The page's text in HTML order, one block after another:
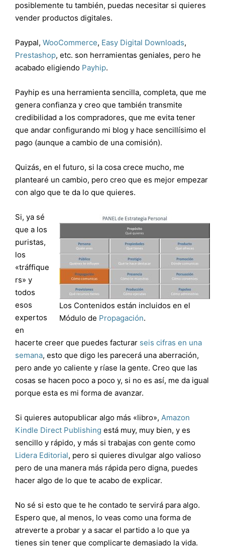
posiblemente tu también, puedas necesitar si quieres
vender productos digitales.
Paypal, WooCommerce, Easy Digital Downloads,
Prestashop, etc. son herramientas geniales, pero he
acabado eligiendo Payhip.
Payhip es una herramienta sencilla, completa, que me
genera confianza y creo que también transmite
credibilidad a los compradores, que me evita tener
que andar configurando mi blog y hace sencillísimo el
pago (aunque a cambio de una comisión).
Quizás, en el futuro, si la cosa crece mucho, me
plantearé un cambio, pero creo que es mejor empezar
con algo que te da lo que quieres.
Los Contenidos están incluidos en el
Módulo de Propagación.
Si, ya sé
que a los
puristas,
los
«tráffique
rs» y
todos
esos
expertos
en
hacerte creer que puedes facturar seis cifras en una
semana, esto que digo les parecerá una aberración,
pero ande yo caliente y ríase la gente. Creo que las
cosas se hacen poco a poco y, si no es así, me da igual
porque esta es mi forma de avanzar.
Si quieres autopublicar algo más «libro», Amazon
Kindle Direct Publishing está muy, muy bien, y es
sencillo y rápido, y más si trabajas con gente como
Lidera Editorial, pero si quieres divulgar algo valioso
pero de una manera más rápida pero digna, puedes
hacer algo de lo que te acabo de explicar.
No sé si esto que te he contado te servirá para algo.
Espero que, al menos, lo veas como una forma de
atreverte a probar y a sacar el partido a lo que ya
tienes sin tener que complicarte demasiado la vida.